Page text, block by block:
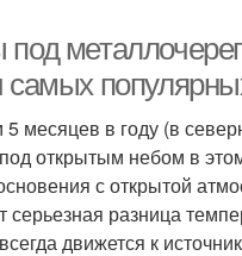
5 месяцев в году (в
открытым небом в
с открытой
серьезная разница
движется к